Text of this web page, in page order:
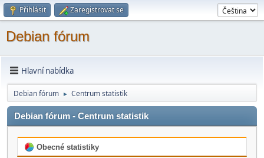
Přihlásit Zaregistrovat se
Debian fórum
Hlavní nabídka
Debian fórum ► Centrum statistik
Debian fórum - Centrum statistik
Obecné statistiky